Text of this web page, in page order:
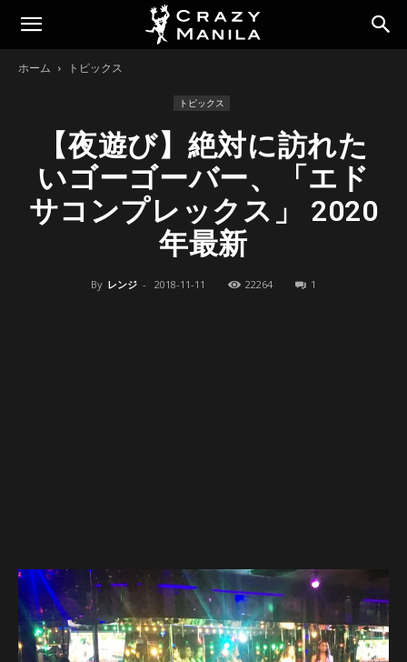
ホーム トピックス
トピックス
【夜遊び】絶対に訪れた
いゴーゴーバー、「エド
サコンプレックス」 2020
年最新
By レンジ - 2018-11-11 22264 1